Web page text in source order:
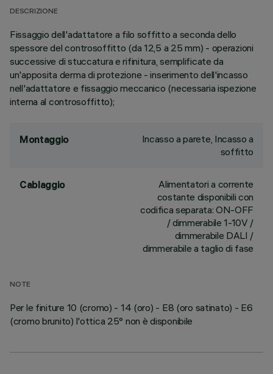
DESCRIZIONE
Fissaggio dell'adattatore a filo soffitto a seconda dello
spessore del controsoffitto (da 12,5 a 25 mm) - operazioni
successive di stuccatura e rifinitura, semplificate da
un'apposita derma di protezione - inserimento dell'incasso
nell'adattatore e fissaggio meccanico (necessaria ispezione
interna al controsoffitto);
Montaggio
Incasso a parete, Incasso a
soffitto
Cablaggio
Alimentatori a corrente
costante disponibili con
codifica separata: ON-OFF
/ dimmerabile 1-10V /
dimmerabile DALI /
dimmerabile a taglio di fase
NOTE
Per le finiture 10 (cromo) - 14 (oro) - E8 (oro satinato) - E6
(cromo brunito) l'ottica 25° non è disponibile